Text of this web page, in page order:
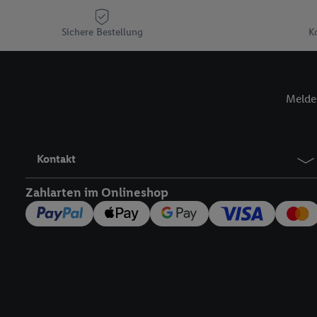
Sichere Bestellung
Kontakt
Zahlarten im Onlineshop
Plus-Konto einloggen,
Verantwortlichkeit mit
zu erstellen (die
Hierzu wird von uns
Adresse in
Zudem erlauben Sie
den Lidl-Diensten
Kundenkonto-
Insbesondere können
werden, damit wir
Nutzung der Utiq-
widerrufen - jederzeit
die Lidl-Dienste)